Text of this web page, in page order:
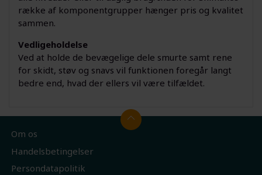
række af komponentgrupper hænger pris og kvalitet
sammen.
Vedligeholdelse
Ved at holde de bevægelige dele smurte samt rene
for skidt, støv og snavs vil funktionen foregår langt
bedre end, hvad der ellers vil være tilfældet.
Om os
Handelsbetingelser
Persondatapolitik